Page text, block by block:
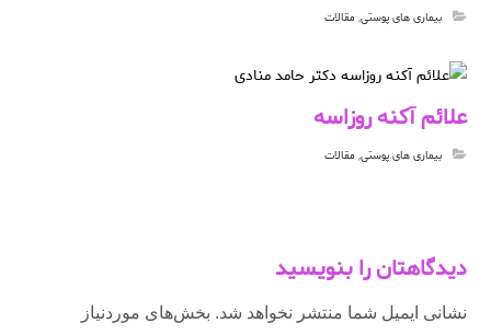
بیماری های پوستی, مقالات
علائم آکنه روزاسه
بیماری های پوستی, مقالات
دیدگاهتان را بنویسید
نشانی ایمیل شما منتشر نخواهد شد. بخش‌های موردنیاز